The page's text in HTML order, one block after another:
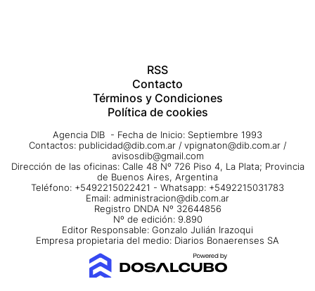
RSS
Contacto
Términos y Condiciones
Política de cookies
Agencia DIB - Fecha de Inicio: Septiembre 1993
Contactos: publicidad@dib.com.ar / vpignaton@dib.com.ar /
avisosdib@gmail.com
Dirección de las oficinas: Calle 48 Nº 726 Piso 4, La Plata; Provincia
de Buenos Aires, Argentina
Teléfono: +5492215022421 - Whatsapp: +5492215031783
Email: administracion@dib.com.ar
Registro DNDA Nº 32644856
Nº de edición: 9.890
Editor Responsable: Gonzalo Julián Irazoqui
Empresa propietaria del medio: Diarios Bonaerenses SA